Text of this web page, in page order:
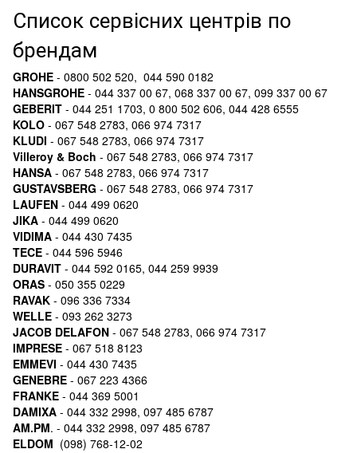
Список сервісних центрів по
брендам
GROHE - 0800 502 520, 044 590 0182
HANSGROHE - 044 337 00 67, 068 337 00 67, 099 337 00 67
GEBERIT - 044 251 1703, 0 800 502 606, 044 428 6555
KOLO - 067 548 2783, 066 974 7317
KLUDI - 067 548 2783, 066 974 7317
Villeroy & Boch - 067 548 2783, 066 974 7317
HANSA - 067 548 2783, 066 974 7317
GUSTAVSBERG - 067 548 2783, 066 974 7317
LAUFEN - 044 499 0620
JIKA - 044 499 0620
VIDIMA - 044 430 7435
TECE - 044 596 5946
DURAVIT - 044 592 0165, 044 259 9939
ORAS - 050 355 0229
RAVAK - 096 336 7334
WELLE - 093 262 3273
JACOB DELAFON - 067 548 2783, 066 974 7317
IMPRESE - 067 518 8123
EMMEVI - 044 430 7435
GENEBRE - 067 223 4366
FRANKE - 044 369 5001
DAMIXA - 044 332 2998, 097 485 6787
AM.PM. - 044 332 2998, 097 485 6787
ELDOM (098) 768-12-02